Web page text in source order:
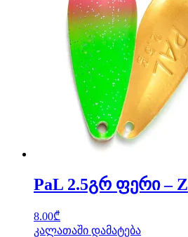
PaL 2.5გრ ფერი – Z
8.00₾
კალათაში დამატება